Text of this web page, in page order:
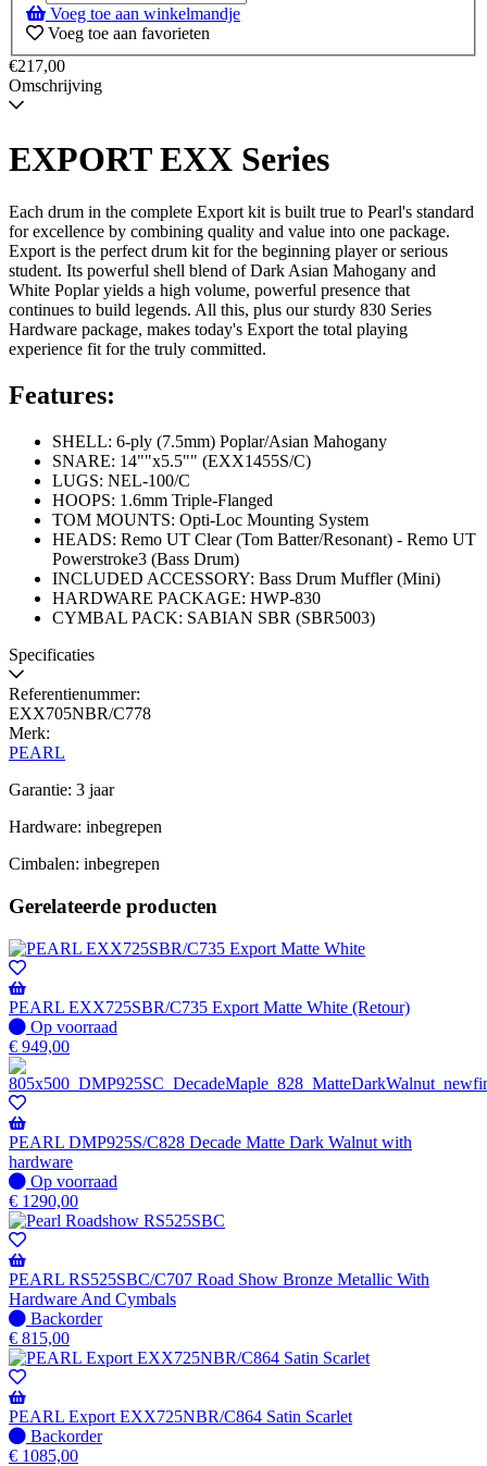
-
Wordt
verzonden
wanneer
beschikbaar
Voeg toe aan winkelmandje
Voeg toe aan favorieten
€217,00
Omschrijving
EXPORT EXX Series
Each drum in the complete Export kit is built true to Pearl's standard
for excellence by combining quality and value into one package.
Export is the perfect drum kit for the beginning player or serious
student. Its powerful shell blend of Dark Asian Mahogany and
White Poplar yields a high volume, powerful presence that
continues to build legends. All this, plus our sturdy 830 Series
Hardware package, makes today's Export the total playing
experience fit for the truly committed.
Features:
SHELL: 6-ply (7.5mm) Poplar/Asian Mahogany
SNARE: 14""x5.5"" (EXX1455S/C)
LUGS: NEL-100/C
HOOPS: 1.6mm Triple-Flanged
TOM MOUNTS: Opti-Loc Mounting System
HEADS: Remo UT Clear (Tom Batter/Resonant) - Remo UT
Powerstroke3 (Bass Drum)
INCLUDED ACCESSORY: Bass Drum Muffler (Mini)
HARDWARE PACKAGE: HWP-830
CYMBAL PACK: SABIAN SBR (SBR5003)
Specificaties
Referentienummer:
EXX705NBR/C778
Merk:
PEARL
Garantie: 3 jaar
Hardware: inbegrepen
Cimbalen: inbegrepen
Gerelateerde producten
PEARL EXX725SBR/C735 Export Matte White (Retour)
Op
voorraad
Op voorraad
€ 949,00
PEARL DMP925S/C828 Decade Matte Dark Walnut with
hardware
Op
voorraad
Op voorraad
€ 1290,00
PEARL RS525SBC/C707 Road Show Bronze Metallic With
Hardware And Cymbals
Niet
op
voorraad
-
Wordt
verzonden
wanneer
beschikbaar
Backorder
€ 815,00
PEARL Export EXX725NBR/C864 Satin Scarlet
Niet
op
Backorder
€ 1085,00